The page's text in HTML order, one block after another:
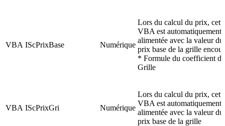
VBA IScPrixBase Numérique
Lors du calcul du prix,
VBA est automatiquement
alimentée avec la valeur du
prix base de la grille
* Formule du coefficient de
Grille
VBA IScPrixGri Numérique
Lors du calcul du prix,
VBA est automatiquement
alimentée avec la valeur du
prix base de la grille